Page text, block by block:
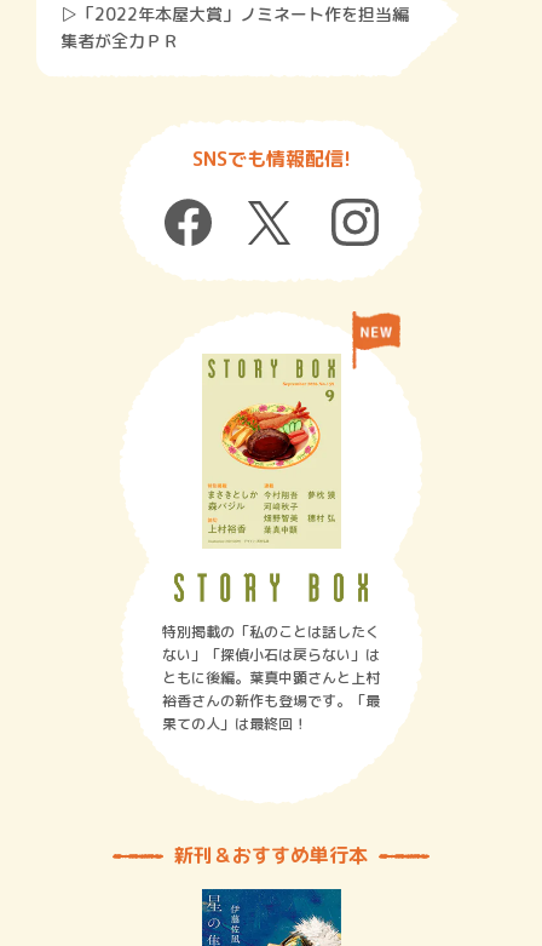
▷「2022年本屋大賞」ノミネート作を担当編
集者が全力ＰＲ
SNSでも情報配信!
特別掲載の「私のことは話したく
ない」「探偵小石は戻らない」は
ともに後編。葉真中顕さんと上村
裕香さんの新作も登場です。「最
果ての人」は最終回！
新刊＆おすすめ単行本